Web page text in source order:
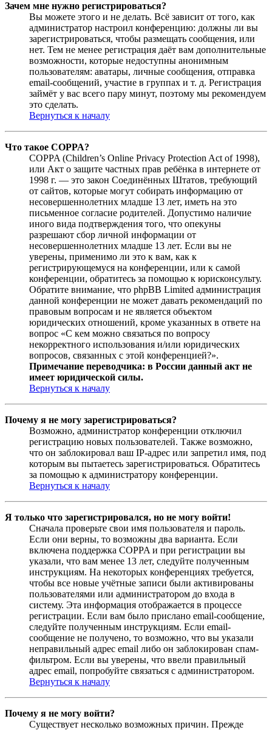
Зачем мне нужно регистрироваться?
Вы можете этого и не делать. Всё зависит от того, как
администратор настроил конференцию: должны ли вы
зарегистрироваться, чтобы размещать сообщения, или
нет. Тем не менее регистрация даёт вам дополнительные
возможности, которые недоступны анонимным
пользователям: аватары, личные сообщения, отправка
email-сообщений, участие в группах и т. д. Регистрация
займёт у вас всего пару минут, поэтому мы рекомендуем
это сделать.
Вернуться к началу
Что такое COPPA?
COPPA (Children’s Online Privacy Protection Act of 1998),
или Акт о защите частных прав ребёнка в интернете от
1998 г. — это закон Соединённых Штатов, требующий
от сайтов, которые могут собирать информацию от
несовершеннолетних младше 13 лет, иметь на это
письменное согласие родителей. Допустимо наличие
иного вида подтверждения того, что опекуны
разрешают сбор личной информации от
несовершеннолетних младше 13 лет. Если вы не
уверены, применимо ли это к вам, как к
регистрирующемуся на конференции, или к самой
конференции, обратитесь за помощью к юрисконсульту.
Обратите внимание, что phpBB Limited администрация
данной конференции не может давать рекомендаций по
правовым вопросам и не является объектом
юридических отношений, кроме указанных в ответе на
вопрос «С кем можно связаться по вопросу
некорректного использования и/или юридических
вопросов, связанных с этой конференцией?».
Примечание переводчика: в России данный акт не
имеет юридической силы.
Вернуться к началу
Почему я не могу зарегистрироваться?
Возможно, администратор конференции отключил
регистрацию новых пользователей. Также возможно,
что он заблокировал ваш IP-адрес или запретил имя, под
которым вы пытаетесь зарегистрироваться. Обратитесь
за помощью к администратору конференции.
Вернуться к началу
Я только что зарегистрировался, но не могу войти!
Сначала проверьте свои имя пользователя и пароль.
Если они верны, то возможны два варианта. Если
включена поддержка COPPA и при регистрации вы
указали, что вам менее 13 лет, следуйте полученным
инструкциям. На некоторых конференциях требуется,
чтобы все новые учётные записи были активированы
пользователями или администратором до входа в
систему. Эта информация отображается в процессе
регистрации. Если вам было прислано email-сообщение,
следуйте полученным инструкциям. Если email-
сообщение не получено, то возможно, что вы указали
неправильный адрес email либо он заблокирован спам-
фильтром. Если вы уверены, что ввели правильный
адрес email, попробуйте связаться с администратором.
Вернуться к началу
Почему я не могу войти?
Существует несколько возможных причин. Прежде